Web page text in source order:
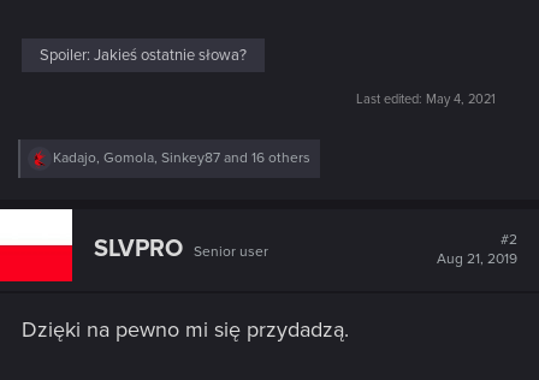
Spoiler: Jakieś ostatnie słowa?
Last edited: May 4, 2021
R
c
i
:
Kadajo, Gomola, Sinkey87 and 16 others
SLVPRO Senior user
#2
Aug 21, 2019
Dzięki na pewno mi się przydadzą.